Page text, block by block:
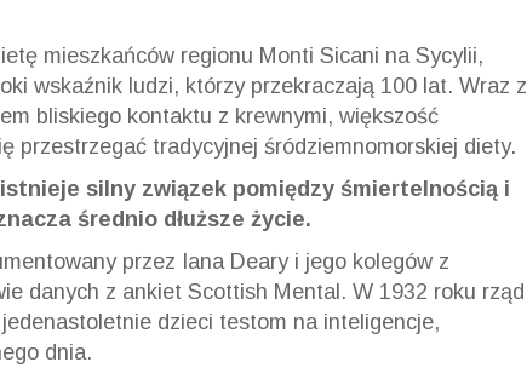
mieszkańców regionu Monti Sicani na Sycylii,
wskaźnik ludzi, którzy przekraczają 100 lat. Wraz z
bliskiego kontaktu z krewnymi, większość
przestrzegać tradycyjnej śródziemnomorskiej diety.
silny związek pomiędzy śmiertelnością i
średnio dłuższe życie.
przez Iana Deary i jego kolegów z
danych z ankiet Scottish Mental. W 1932 roku rząd
dzieci testom na inteligencje,
dnia.